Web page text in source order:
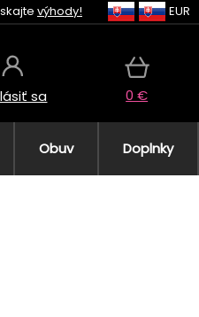
výhody! EUR
sa 0 €
Obuv Doplnky